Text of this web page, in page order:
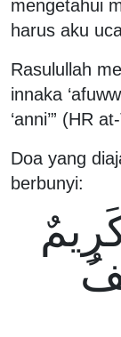
mengetahui
harus aku
Rasulullah
innaka
‘anni’” (HR
Doa yang
berbunyi: